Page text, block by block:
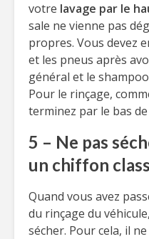
votre lavage par le
sale ne vienne pas
propres. Vous devez
et les pneus après
général et le
Pour le rinçage,
terminez par le bas de
5 – Ne pas
un chiffon
Quand vous avez
du rinçage du
sécher. Pour cela, il